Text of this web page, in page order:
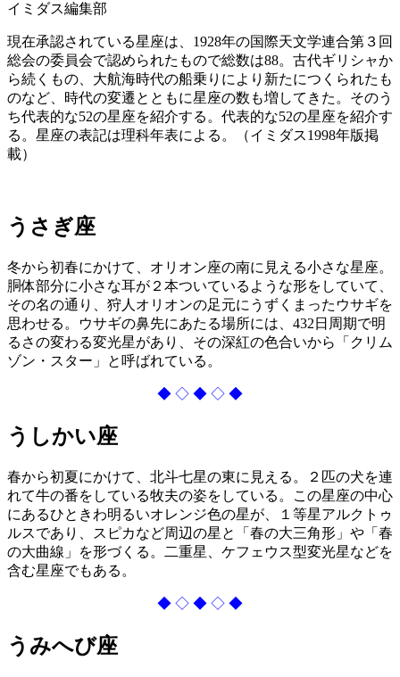
イミダス編集部
現在承認されている星座は、1928年の国際天文学連合第３回
総会の委員会で認められたもので総数は88。古代ギリシャか
ら続くもの、大航海時代の船乗りにより新たにつくられたも
のなど、時代の変遷とともに星座の数も増してきた。そのう
ち代表的な52の星座を紹介する。代表的な52の星座を紹介す
る。星座の表記は理科年表による。（イミダス1998年版掲
載）
うさぎ座
冬から初春にかけて、オリオン座の南に見える小さな星座。
胴体部分に小さな耳が２本ついているような形をしていて、
その名の通り、狩人オリオンの足元にうずくまったウサギを
思わせる。ウサギの鼻先にあたる場所には、432日周期で明
るさの変わる変光星があり、その深紅の色合いから「クリム
ゾン・スター」と呼ばれている。
◆ ◇ ◆ ◇ ◆
うしかい座
春から初夏にかけて、北斗七星の東に見える。２匹の犬を連
れて牛の番をしている牧夫の姿をしている。この星座の中心
にあるひときわ明るいオレンジ色の星が、１等星アルクトゥ
ルスであり、スピカなど周辺の星と「春の大三角形」や「春
の大曲線」を形づくる。二重星、ケフェウス型変光星などを
含む星座でもある。
◆ ◇ ◆ ◇ ◆
うみへび座